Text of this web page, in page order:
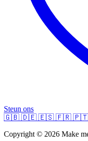
Steun ons
🇬🇧 🇩🇪 🇪🇸 🇫🇷 🇵🇹
Copyright © 2026 Make